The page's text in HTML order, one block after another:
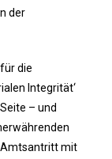
der
die
Integrität‘
– und
Amtsantritt mit